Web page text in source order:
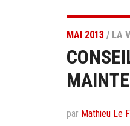
MAI 2013 / LA
par Mathieu Le